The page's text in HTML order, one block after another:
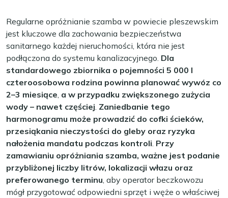
Regularne opróżnianie szamba w powiecie pleszewskim
jest kluczowe dla zachowania bezpieczeństwa
sanitarnego każdej nieruchomości, która nie jest
podłączona do systemu kanalizacyjnego. Dla
standardowego zbiornika o pojemności 5 000 l
czteroosobowa rodzina powinna planować wywóz co
2–3 miesiące, a w przypadku zwiększonego zużycia
wody – nawet częściej. Zaniedbanie tego
harmonogramu może prowadzić do cofki ścieków,
przesiąkania nieczystości do gleby oraz ryzyka
nałożenia mandatu podczas kontroli. Przy
zamawianiu opróżniania szamba, ważne jest podanie
przybliżonej liczby litrów, lokalizacji włazu oraz
preferowanego terminu, aby operator beczkowozu
mógł przygotować odpowiedni sprzęt i węże o właściwej